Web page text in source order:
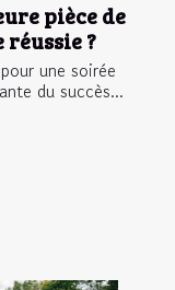
pièce de
?
une soirée
du succès...